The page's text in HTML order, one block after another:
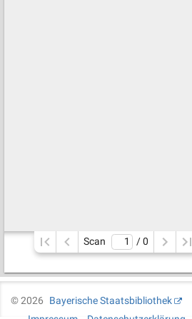
Scan / 0
©2026
Bayerische Staatsbibliothek